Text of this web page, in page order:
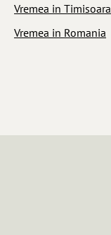
Vremea in Timisoara
Vremea in Romania